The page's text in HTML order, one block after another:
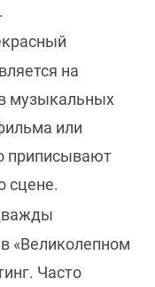
на
в музыкальных
или
приписывают
сцене.
«Великолепном
Часто